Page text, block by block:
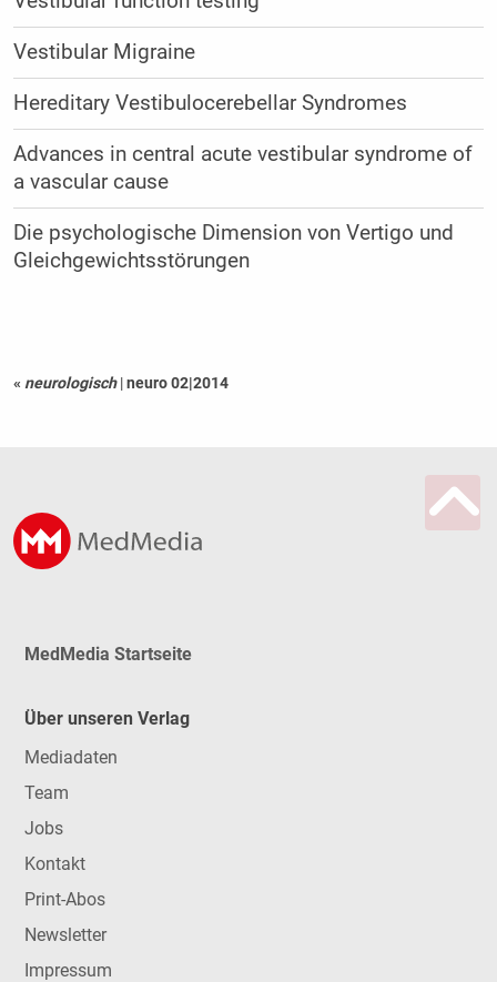
Vestibular Migraine
Hereditary Vestibulocerebellar Syndromes
Advances in central acute vestibular syndrome of
a vascular cause
Die psychologische Dimension von Vertigo und
Gleichgewichtsstörungen
« neurologisch |neuro 02|2014
MedMedia Startseite
Über unseren Verlag
Mediadaten
Team
Jobs
Kontakt
Print-Abos
Newsletter
Impressum